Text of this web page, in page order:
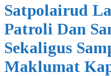
Satpolairud
Patroli Dan
Sekaligus
Maklumat